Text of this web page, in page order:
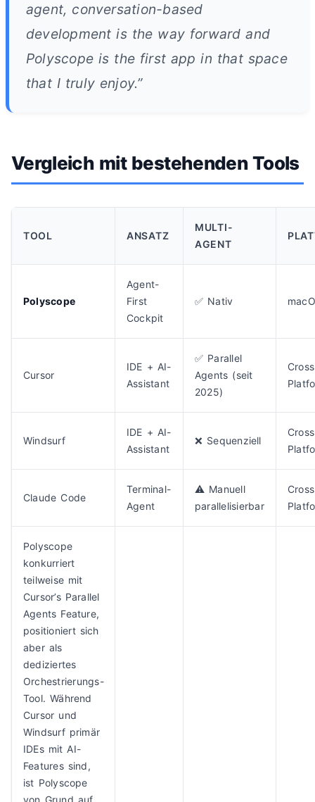
agent, conversation-based
development is the way forward and
Polyscope is the first app in that space
that I truly enjoy.”
Vergleich mit bestehenden Tools
TOOL ANSATZ
MULTI-
AGENT
Polyscope
Agent-
First
Cockpit
✅ Nativ
Cursor
IDE + AI-
Assistant
✅ Parallel
Agents (seit
2025)
Windsurf
IDE + AI-
Assistant
❌ Sequenziell
Claude Code
Terminal-
Agent
⚠️ Manuell
parallelisierbar
Polyscope
konkurriert
teilweise mit
Cursor’s Parallel
Agents Feature,
positioniert sich
aber als
dediziertes
Orchestrierungs-
Tool. Während
Cursor und
Windsurf primär
IDEs mit AI-
Features sind,
ist Polyscope
von Grund auf